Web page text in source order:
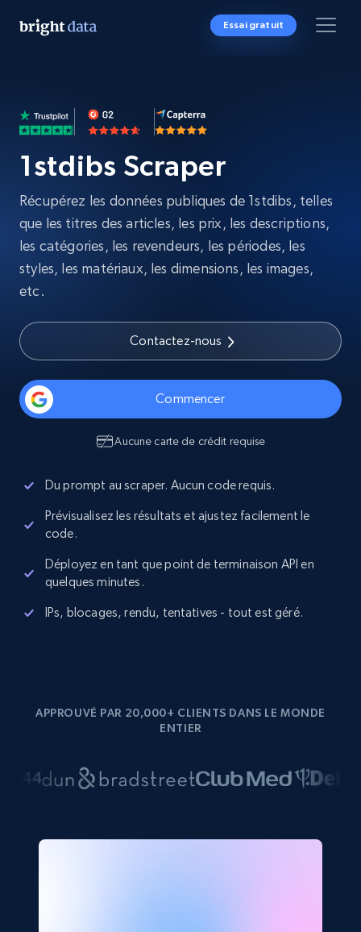
Essai gratuit
1stdibs Scraper
Récupérez les données publiques de 1stdibs, telles
que les titres des articles, les prix, les descriptions,
les catégories, les revendeurs, les périodes, les
styles, les matériaux, les dimensions, les images,
etc.
Contactez-nous
Commencer
Aucune carte de crédit requise
Du prompt au scraper. Aucun code requis.
Prévisualisez les résultats et ajustez facilement le
code.
Déployez en tant que point de terminaison API en
quelques minutes.
IPs, blocages, rendu, tentatives - tout est géré.
APPROUVÉ PAR 20,000+ CLIENTS DANS LE MONDE
ENTIER